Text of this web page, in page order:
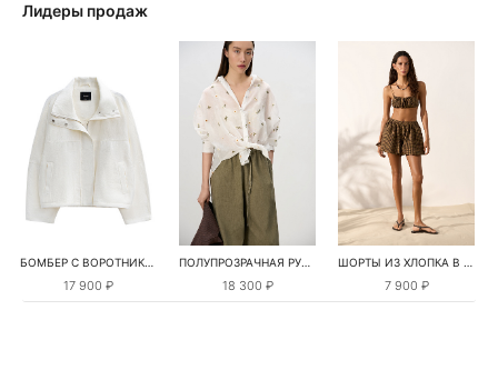
Лидеры продаж
БОМБЕР С ВОРОТНИКОМ-СТОЙКОЙ
17 900 ₽
ПОЛУПРОЗРАЧНАЯ РУБАШКА С РОМАШКАМИ
18 300 ₽
ШОРТЫ ИЗ ХЛОПКА В КЛЕТКУ
7 900 ₽